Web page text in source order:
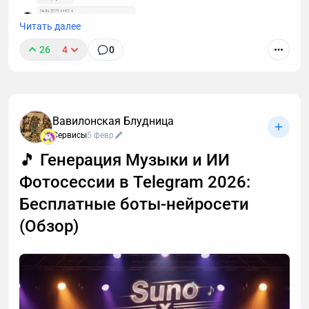
Мне в поддержку недавно написали, что я
обсчитался и вместо 2 часов расшифровал только
120 минут. Причем уже не первая такая претензия.
Я решил разобраться, откуда ноги растут 🦶
Читать далее
26 4 0
Вавилонская Блудница
Сервисы5 февр
🎵 Генерация Музыки и ИИ
Фотосессии в Telegram 2026:
Бесплатные боты-нейросети
(Обзор)